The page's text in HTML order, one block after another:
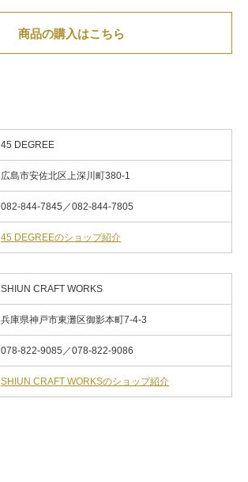
商品の購入はこちら
45 DEGREE
広島市安佐北区上深川町380-1
082-844-7845／082-844-7805
45 DEGREEのショップ紹介
SHIUN CRAFT WORKS
兵庫県神戸市東灘区御影本町7-4-3
078-822-9085／078-822-9086
SHIUN CRAFT WORKSのショップ紹介